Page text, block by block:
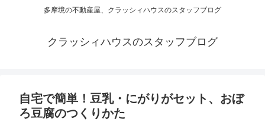
多摩境の不動産屋、クラッシィハウスのスタッフブログ
クラッシィハウスのスタッフブログ
自宅で簡単！豆乳・にがりがセット、おぼ
ろ豆腐のつくりかた